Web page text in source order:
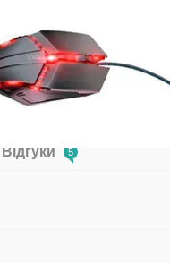
Відгуки 5